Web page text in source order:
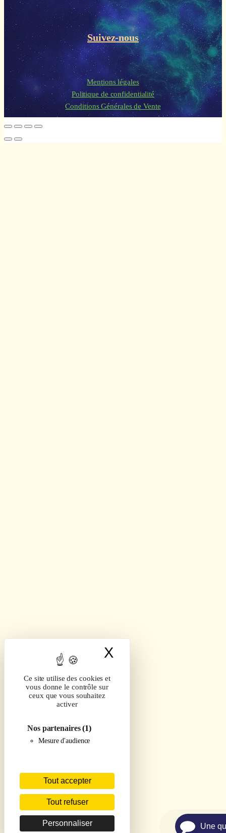
Ce site utilise des cookies et
vous donne le contrôle sur
ceux que vous souhaitez
activer
Nos partenaires(1)
Mesure d'audience
Tout accepter
Tout refuser
Personnaliser
X
Une
Suivez-nous
Mentions légales
Politique de confidentialité
Conditions Générales de Vente